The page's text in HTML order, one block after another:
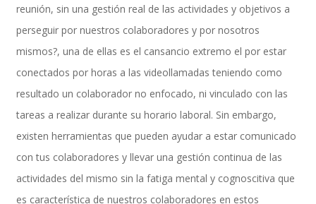
Cloud Conveyer
SAP Onpremise Servicios y Productos
Gestión de Capital Humano SAP
SAP S/4 HANA Finanzas
reunión, sin una gestión real de las actividades y objetivos a
perseguir por nuestros colaboradores y por nosotros
mismos?, una de ellas es el cansancio extremo el por estar
conectados por horas a las videollamadas teniendo como
resultado un colaborador no enfocado, ni vinculado con las
tareas a realizar durante su horario laboral. Sin embargo,
existen herramientas que pueden ayudar a estar comunicado
con tus colaboradores y llevar una gestión continua de las
actividades del mismo sin la fatiga mental y cognoscitiva que
es característica de nuestros colaboradores en estos